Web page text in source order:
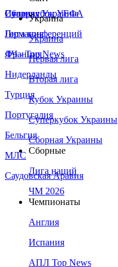
Сборная Украины
Италия
Германия
Франция
Нидерланды
Турция
Португалия
Бельгия
МЛС
Саудовская Аравия
Суперкубок УЕФА
Лига конференций
ЛЧ - Top News
Украина
Украина
Первая лига
Вторая лига
Кубок Украины
Суперкубок Украины
Сборная Украины
Сборные
Лига наций
ЧМ 2026
Чемпионаты
Англия
Испания
АПЛ Top News